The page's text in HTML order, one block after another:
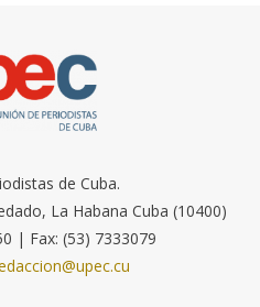
de Cuba.
La Habana Cuba (10400)
| Fax: (53) 7333079